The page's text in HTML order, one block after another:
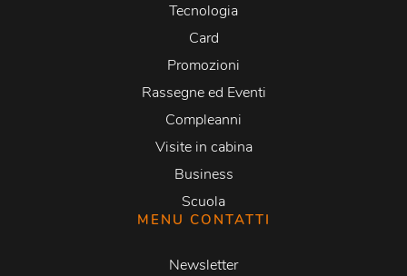
Tecnologia
Card
Promozioni
Rassegne ed Eventi
Compleanni
Visite in cabina
Business
Scuola
MENU CONTATTI
Newsletter